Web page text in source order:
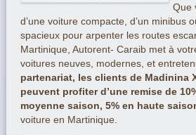
Que
d’une voiture compacte, d’un minibus
spacieux pour arpenter les routes
Martinique, Autorent- Caraib met à
voitures neuves, modernes, et
partenariat, les clients de Madinina
peuvent profiter d’une remise de
moyenne saison, 5% en haute
voiture en Martinique.